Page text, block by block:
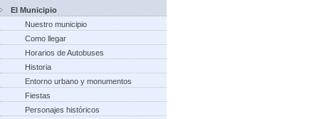
El Municipio
Nuestro municipio
Como llegar
Horarios de Autobuses
Historia
Entorno urbano y monumentos
Fiestas
Personajes históricos